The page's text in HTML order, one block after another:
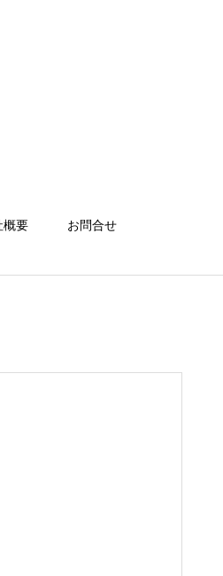
概要 お問合せ